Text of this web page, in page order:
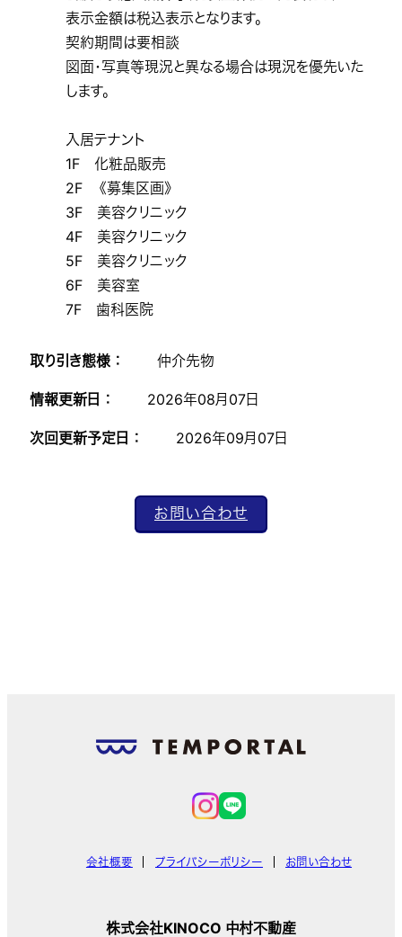
表示金額は税込表示となります。
契約期間は要相談
図面・写真等現況と異なる場合は現況を優先いた
します。
入居テナント
1F 化粧品販売
2F 《募集区画》
3F 美容クリニック
4F 美容クリニック
5F 美容クリニック
6F 美容室
7F 歯科医院
取り引き態様 ： 仲介先物
情報更新日 ： 2026年08月07日
次回更新予定日 ： 2026年09月07日
お問い合わせ
会社概要 プライバシーポリシー お問い合わせ
株式会社KINOCO 中村不動産